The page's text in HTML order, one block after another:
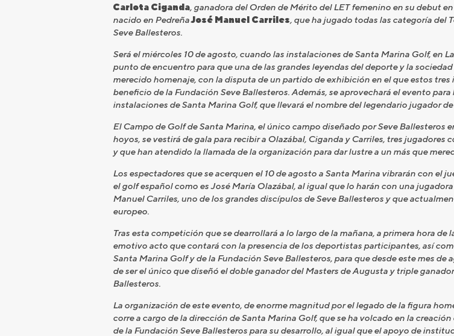
Carlota Ciganda, ganadora del Orden de Mérito del LET femenino en su debut
nacido en PedreñaJosé Manuel Carriles, que ha jugado todas las categoría del
Seve Ballesteros.
Será el miércoles 10 de agosto, cuando las instalaciones de Santa Marina Golf, en
punto de encuentro para que una de las grandes leyendas del deporte y la
merecido homenaje, con la disputa de un partido de exhibición en el que estos
beneficio de la Fundación Seve Ballesteros. Además, se aprovechará el evento
instalaciones de Santa Marina Golf, que llevará el nombre del legendario jugador de
El Campo de Golf de Santa Marina, el único campo diseñado por Seve
hoyos, se vestirá de gala para recibir a Olazábal, Ciganda y Carriles, tres
y que han atendido la llamada de la organización para dar lustre a un más que
Los espectadores que se acerquen el 10 de agosto a Santa Marina vibrarán con el
el golf español como es José María Olazábal, al igual que lo harán con una
Manuel Carriles, uno de los grandes discípulos de Seve Ballesteros y que
europeo.
Tras esta competición que se dearrollará a lo largo de la mañana, a primera hora de
emotivo acto que contará con la presencia de los deportistas participantes, así
Santa Marina Golf y de la Fundación Seve Ballesteros, para que desde este mes
de ser el único que diseñó el doble ganador del Masters de Augusta y triple
Ballesteros.
La organización de este evento, de enorme magnitud por el legado de la figura
corre a cargo de la dirección de Santa Marina Golf, que se ha volcado en la
de la Fundación Seve Ballesteros para su desarrollo, al igual que el apoyo de